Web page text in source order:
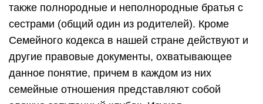
также полнородные и неполнородные братья с
сестрами (общий один из родителей). Кроме
Семейного кодекса в нашей стране действуют и
другие правовые документы, охватывающее
данное понятие, причем в каждом из них
семейные отношения представляют собой